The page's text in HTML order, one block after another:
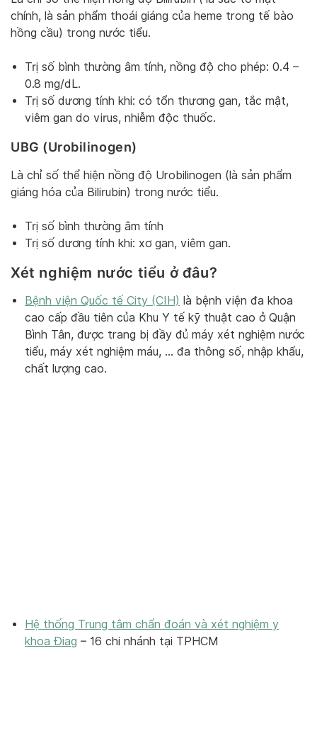
chính, là sản phẩm thoái giáng của heme trong tế bào
hồng cầu) trong nước tiểu.
Trị số bình thường âm tính, nồng độ cho phép: 0.4 –
0.8 mg/dL.
Trị số dương tính khi: có tổn thương gan, tắc mật,
viêm gan do virus, nhiễm độc thuốc.
UBG (Urobilinogen)
Là chỉ số thể hiện nồng độ Urobilinogen (là sản phẩm
giáng hóa của Bilirubin) trong nước tiểu.
Trị số bình thường âm tính
Trị số dương tính khi: xơ gan, viêm gan.
Xét nghiệm nước tiểu ở đâu?
Bệnh viện Quốc tế City (CIH) là bệnh viện đa khoa
cao cấp đầu tiên của Khu Y tế kỹ thuật cao ở Quận
Bình Tân, được trang bị đầy đủ máy xét nghiệm nước
tiểu, máy xét nghiệm máu, … đa thông số, nhập khẩu,
chất lượng cao.
Hệ thống Trung tâm chẩn đoán và xét nghiệm y
khoa Điag – 16 chi nhánh tại TPHCM